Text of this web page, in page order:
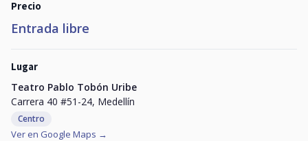
Precio
Entrada libre
Lugar
Teatro Pablo Tobón Uribe
Carrera 40 #51-24, Medellín
Centro
Ver en Google Maps →